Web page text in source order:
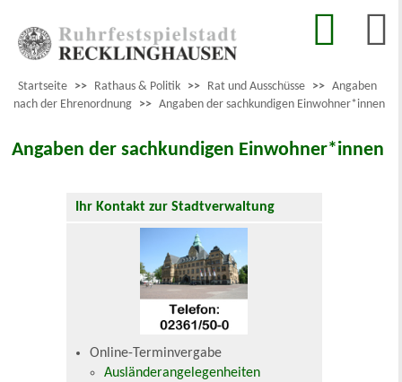
Startseite >> Rathaus & Politik >> Rat und Ausschüsse >> Angaben
nach der Ehrenordnung >> Angaben der sachkundigen Einwohner*innen
Angaben der sachkundigen Einwohner*innen
Ihr Kontakt zur Stadtverwaltung
Online-Terminvergabe
Ausländerangelegenheiten